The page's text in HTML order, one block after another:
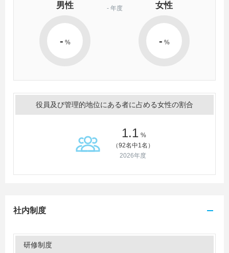
- 年度
男性
- %
女性
- %
役員及び管理的地位にある者に占める女性の割合
1.1 %
（92名中1名）
2026年度
社内制度
研修制度